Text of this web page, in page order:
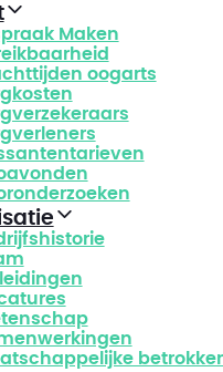
Maken
oogarts